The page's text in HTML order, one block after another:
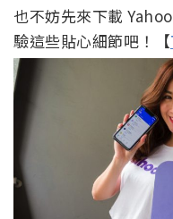
也不妨先來下載
驗這些貼心細節吧！【